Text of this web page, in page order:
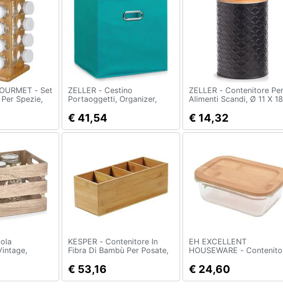
- Set
Spezie,
ZELLER - Cestino
Portaoggetti, Organizer,
Cm,
€ 41,54
ZELLER - Contenitore Per
Alimenti Scandi, Ø 11 X 18
€ 14,32
KESPER - Contenitore In
Fibra Di Bambù Per Posate,
€ 53,16
EH EXCELLENT
HOUSEWARE - Contenitore
Bambù, 370 Ml
€ 24,60